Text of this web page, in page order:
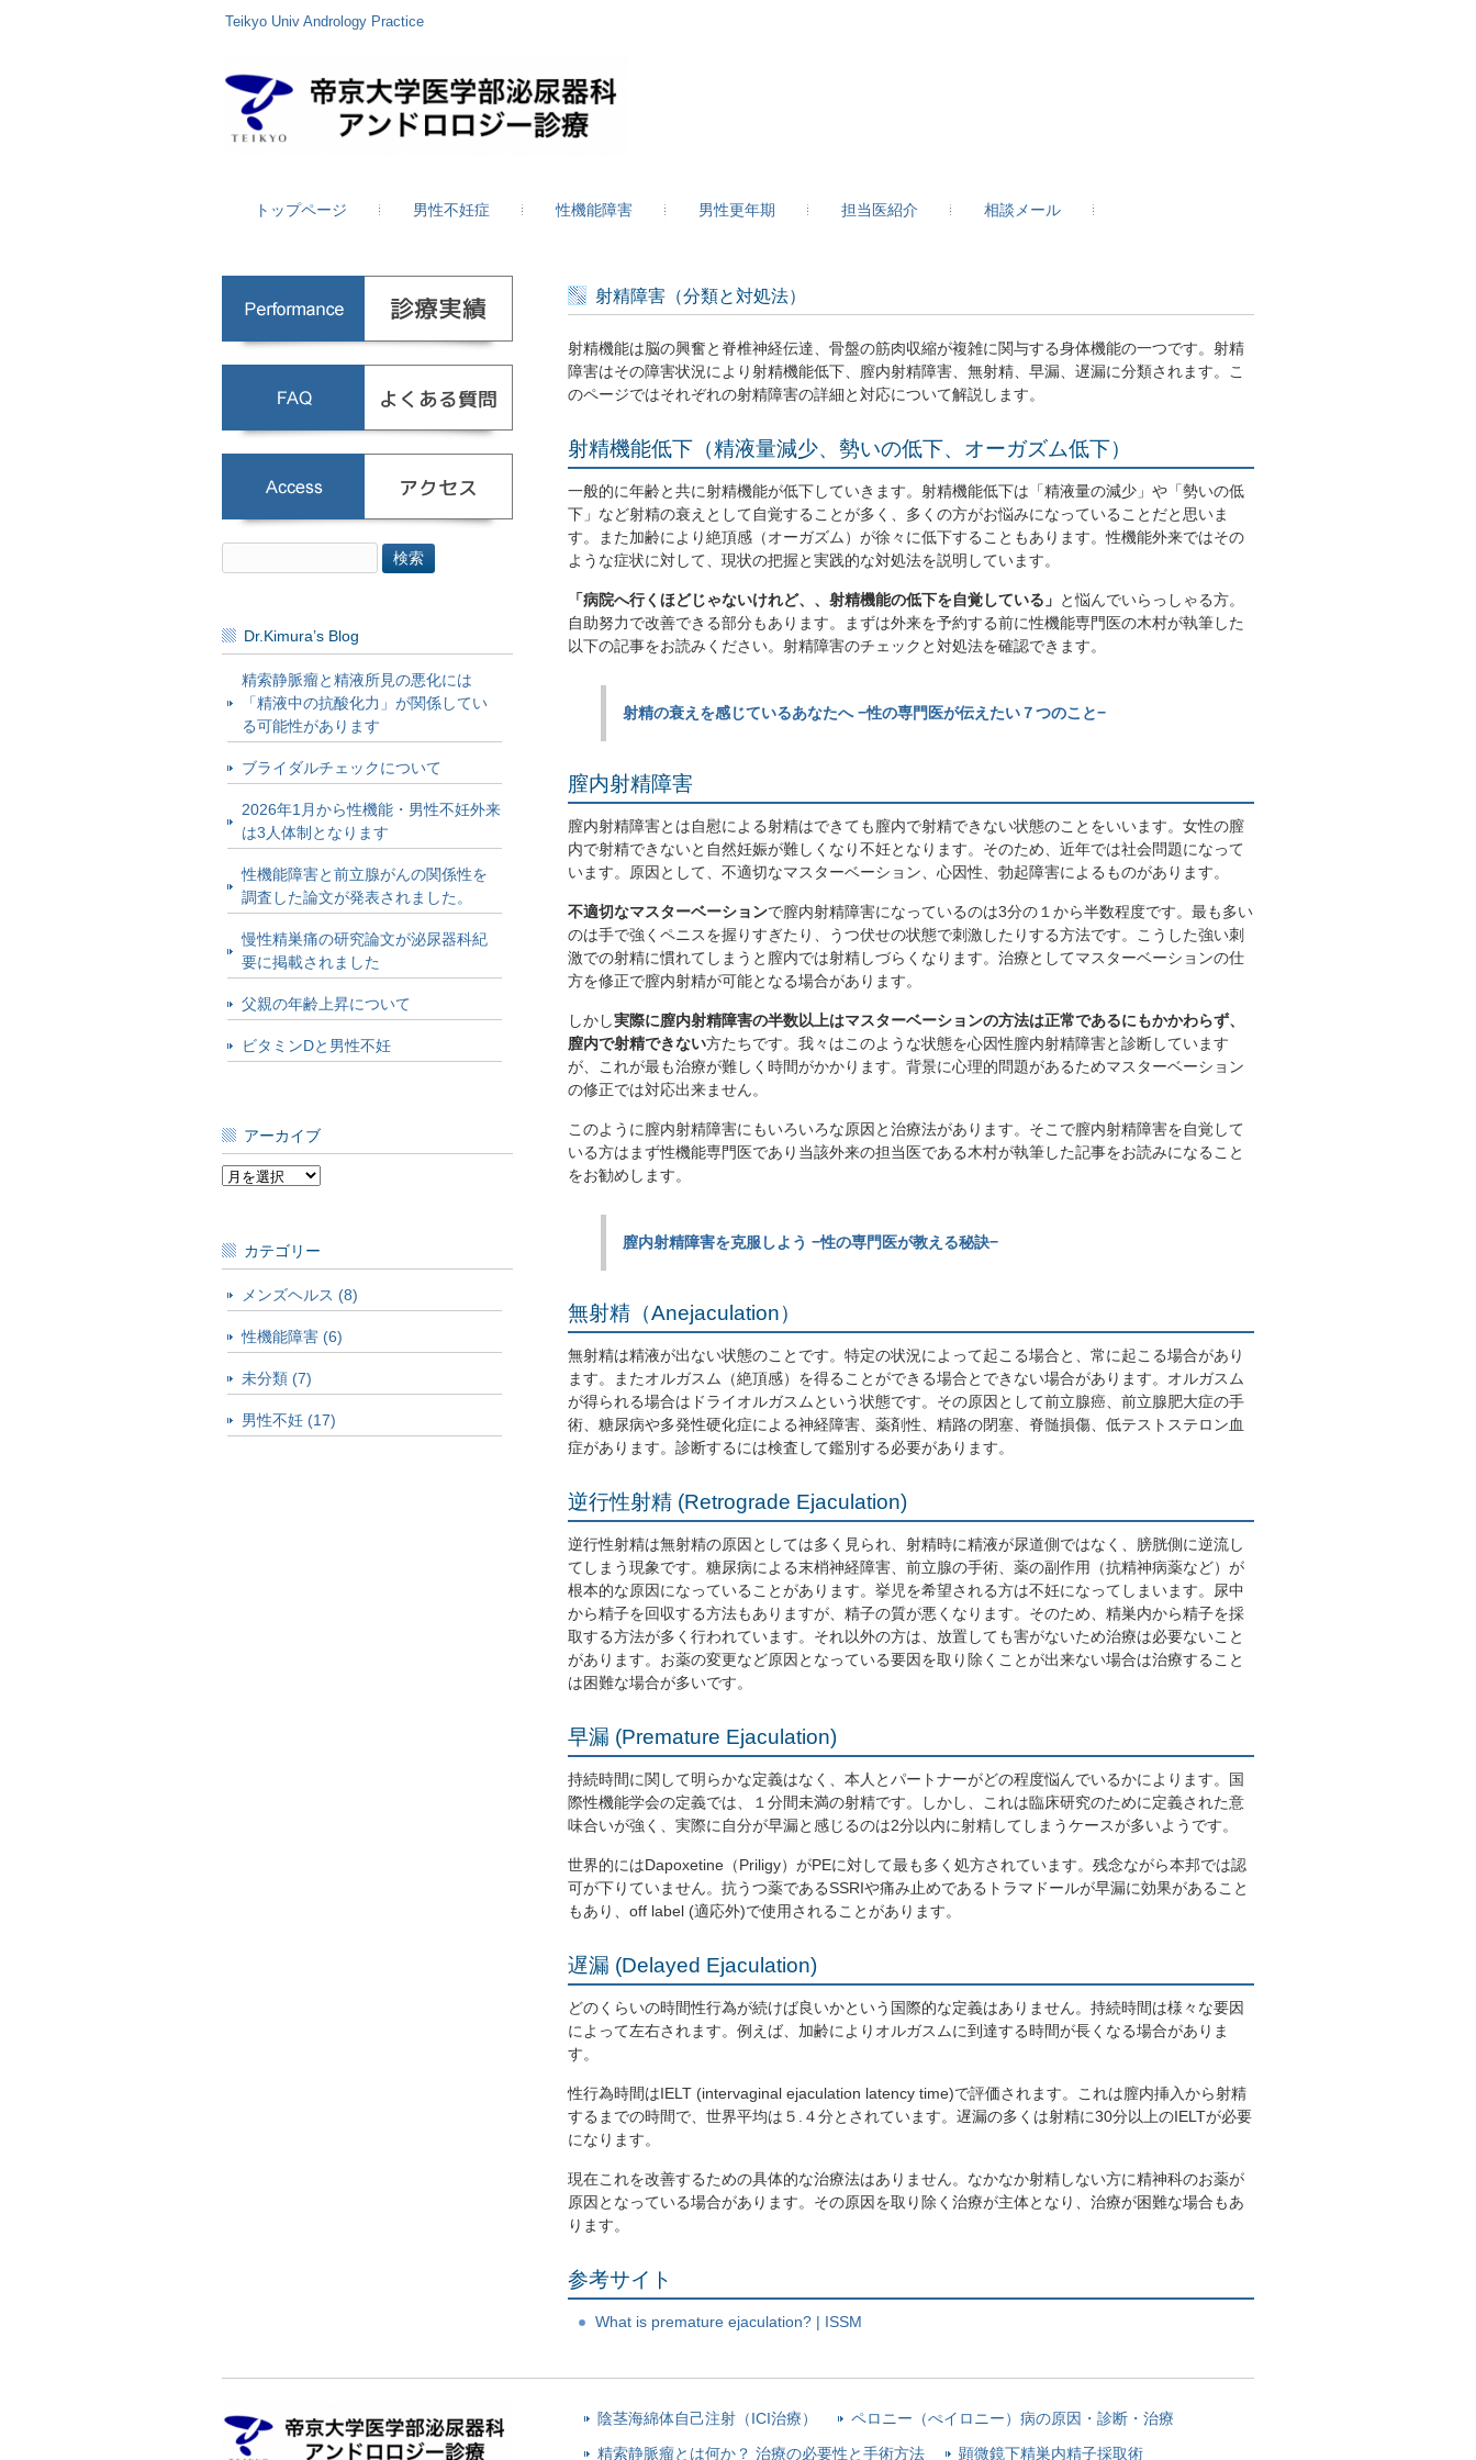
Teikyo Univ Andrology Practice
トップページ 男性不妊症 性機能障害 男性更年期 担当医紹介 相談メール
射精障害（分類と対処法）
射精機能は脳の興奮と脊椎神経伝達、骨盤の筋肉収縮が複雑に関与する身体機能の一つです。射精
障害はその障害状況により射精機能低下、膣内射精障害、無射精、早漏、遅漏に分類されます。こ
のページではそれぞれの射精障害の詳細と対応について解説します。
射精機能低下（精液量減少、勢いの低下、オーガズム低下）
一般的に年齢と共に射精機能が低下していきます。射精機能低下は「精液量の減少」や「勢いの低
下」など射精の衰えとして自覚することが多く、多くの方がお悩みになっていることだと思いま
す。また加齢により絶頂感（オーガズム）が徐々に低下することもあります。性機能外来ではその
ような症状に対して、現状の把握と実践的な対処法を説明しています。
「病院へ行くほどじゃないけれど、、射精機能の低下を自覚している」 と悩んでいらっしゃる方。
自助努力で改善できる部分もあります。まずは外来を予約する前に性機能専門医の木村が執筆した
以下の記事をお読みください。射精障害のチェックと対処法を確認できます。
射精の衰えを感じているあなたへ −性の専門医が伝えたい７つのこと−
膣内射精障害
膣内射精障害とは自慰による射精はできても膣内で射精できない状態のことをいいます。女性の膣
内で射精できないと自然妊娠が難しくなり不妊となります。そのため、近年では社会問題になって
います。原因として、不適切なマスターベーション、心因性、勃起障害によるものがあります。
不適切なマスターベーションで膣内射精障害になっているのは3分の１から半数程度です。最も多い
のは手で強くペニスを握りすぎたり、うつ伏せの状態で刺激したりする方法です。こうした強い刺
激での射精に慣れてしまうと膣内では射精しづらくなります。治療としてマスターベーションの仕
方を修正で膣内射精が可能となる場合があります。
しかし実際に膣内射精障害の半数以上はマスターベーションの方法は正常であるにもかかわらず、
膣内で射精できない方たちです。我々はこのような状態を心因性膣内射精障害と診断しています
が、これが最も治療が難しく時間がかかります。背景に心理的問題があるためマスターベーション
の修正では対応出来ません。
このように膣内射精障害にもいろいろな原因と治療法があります。そこで膣内射精障害を自覚して
いる方はまず性機能専門医であり当該外来の担当医である木村が執筆した記事をお読みになること
をお勧めします。
膣内射精障害を克服しよう −性の専門医が教える秘訣−
無射精（Anejaculation）
無射精は精液が出ない状態のことです。特定の状況によって起こる場合と、常に起こる場合があり
ます。またオルガスム（絶頂感）を得ることができる場合とできない場合があります。オルガスム
が得られる場合はドライオルガスムという状態です。その原因として前立腺癌、前立腺肥大症の手
術、糖尿病や多発性硬化症による神経障害、薬剤性、精路の閉塞、脊髄損傷、低テストステロン血
症があります。診断するには検査して鑑別する必要があります。
逆行性射精 (Retrograde Ejaculation)
逆行性射精は無射精の原因としては多く見られ、射精時に精液が尿道側ではなく、膀胱側に逆流し
てしまう現象です。糖尿病による末梢神経障害、前立腺の手術、薬の副作用（抗精神病薬など）が
根本的な原因になっていることがあります。挙児を希望される方は不妊になってしまいます。尿中
から精子を回収する方法もありますが、精子の質が悪くなります。そのため、精巣内から精子を採
取する方法が多く行われています。それ以外の方は、放置しても害がないため治療は必要ないこと
があります。お薬の変更など原因となっている要因を取り除くことが出来ない場合は治療すること
は困難な場合が多いです。
早漏 (Premature Ejaculation)
持続時間に関して明らかな定義はなく、本人とパートナーがどの程度悩んでいるかによります。国
際性機能学会の定義では、１分間未満の射精です。しかし、これは臨床研究のために定義された意
味合いが強く、実際に自分が早漏と感じるのは2分以内に射精してしまうケースが多いようです。
世界的にはDapoxetine（Priligy）がPEに対して最も多く処方されています。残念ながら本邦では認
可が下りていません。抗うつ薬であるSSRIや痛み止めであるトラマドールが早漏に効果があること
もあり、off label (適応外)で使用されることがあります。
遅漏 (Delayed Ejaculation)
どのくらいの時間性行為が続けば良いかという国際的な定義はありません。持続時間は様々な要因
によって左右されます。例えば、加齢によりオルガスムに到達する時間が長くなる場合がありま
す。
性行為時間はIELT (intervaginal ejaculation latency time)で評価されます。これは膣内挿入から射精
するまでの時間で、世界平均は５.４分とされています。遅漏の多くは射精に30分以上のIELTが必要
になります。
現在これを改善するための具体的な治療法はありません。なかなか射精しない方に精神科のお薬が
原因となっている場合があります。その原因を取り除く治療が主体となり、治療が困難な場合もあ
ります。
参考サイト
What is premature ejaculation? | ISSM
索:
Dr.Kimura’s Blog
精索静脈瘤と精液所見の悪化には
「精液中の抗酸化力」が関係してい
る可能性があります
ブライダルチェックについて
2026年1月から性機能・男性不妊外来
は3人体制となります
性機能障害と前立腺がんの関係性を
調査した論文が発表されました。
慢性精巣痛の研究論文が泌尿器科紀
要に掲載されました
父親の年齢上昇について
ビタミンDと男性不妊
アーカイブ
ア
イ
ブ
カテゴリー
メンズヘルス (8)
性機能障害 (6)
未分類 (7)
男性不妊 (17)
陰茎海綿体自己注射（ICI治療） ペロニー（ぺイロニー）病の原因・診断・治療
精索静脈瘤とは何か？ 治療の必要性と手術方法 顕微鏡下精巣内精子採取術